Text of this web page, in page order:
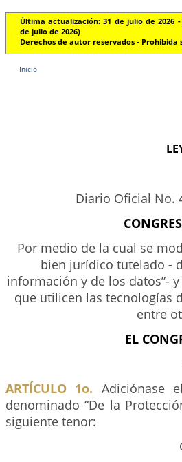
Última actualización: 31 de julio de 2026
de julio de 2026)
Derechos de autor reservados - Prohibida
Inicio
Diario Oficial No.
Por medio de la cual se
bien jurídico tutelado -
información y de los datos”-
que utilicen las tecnologías
entre
EL
ARTÍCULO 1o. Adiciónase
denominado “De la
siguiente tenor: